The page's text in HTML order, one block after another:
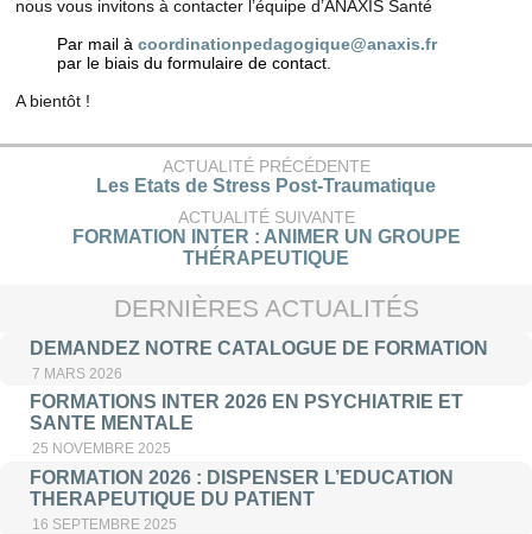
nous vous invitons à contacter l’équipe d’ANAXIS Santé
Par mail àcoordinationpedagogique@anaxis.fr
par le biais du formulaire de contact.
A bientôt !
ACTUALITÉ PRÉCÉDENTE
Les Etats de Stress Post-Traumatique
ACTUALITÉ SUIVANTE
FORMATION INTER : ANIMER UN GROUPE
THÉRAPEUTIQUE
DERNIÈRES ACTUALITÉS
DEMANDEZ NOTRE CATALOGUE DE FORMATION
7 MARS 2026
FORMATIONS INTER 2026 EN PSYCHIATRIE ET
SANTE MENTALE
25 NOVEMBRE 2025
FORMATION 2026 : DISPENSER L’EDUCATION
THERAPEUTIQUE DU PATIENT
16 SEPTEMBRE 2025